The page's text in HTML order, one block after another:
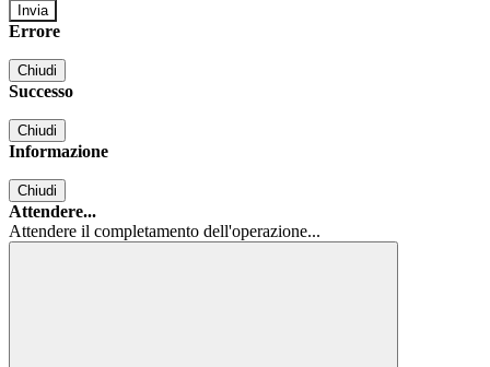
Errore
Chiudi
Successo
Chiudi
Informazione
Chiudi
Attendere...
Attendere il completamento dell'operazione...